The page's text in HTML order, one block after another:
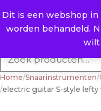
Dit is een webshop
worden behandeld.
wilt
E. info@raysland.nl
Home/Snaarinstrumenten/
/electric guitar S-style